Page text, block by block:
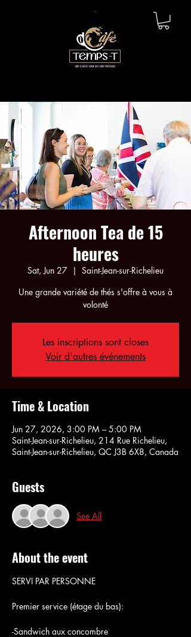
Afternoon Tea de 15
heures
Sat, Jun 27
  |
Saint-Jean-sur-Richelieu
Une grande variété de thés s'offre à vous à
volonté
Les inscriptions sont closes
Voir d'autres événements
Time & Location
Jun 27, 2026, 3:00 PM – 5:00 PM
Saint-Jean-sur-Richelieu, 214 Rue Richelieu,
Saint-Jean-sur-Richelieu, QC J3B 6X8, Canada
Guests
See All
About the event
SERVI PAR PERSONNE
Premier service (étage du bas):
-Sandwich aux concombre